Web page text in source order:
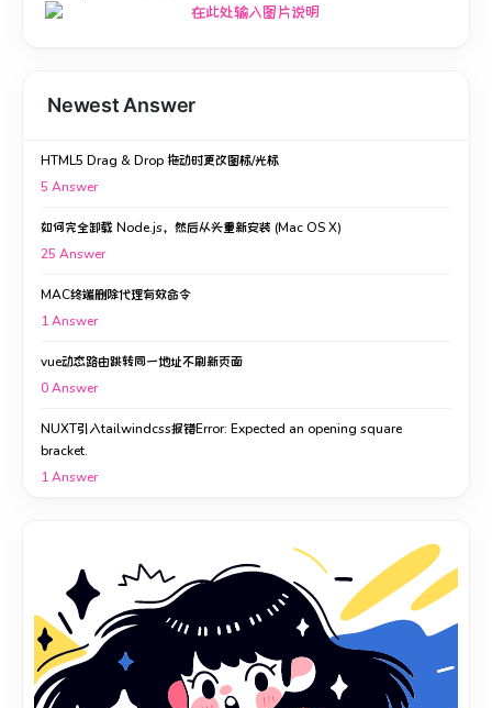
Newest Answer
HTML5 Drag & Drop 拖动时更改图标/光标
5 Answer
如何完全卸载 Node.js，然后从头重新安装 (Mac OS X)
25 Answer
MAC终端删除代理有效命令
1Answer
vue动态路由跳转同一地址不刷新页面
0Answer
NUXT引入tailwindcss报错Error: Expected an opening square
bracket.
1Answer